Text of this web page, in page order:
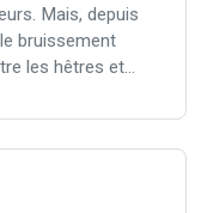
Mais, depuis
bruissement
les hêtres et...